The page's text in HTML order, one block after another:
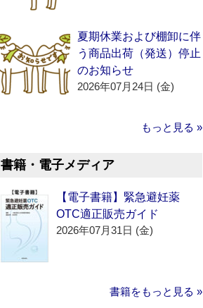
夏期休業および棚卸に伴
う商品出荷（発送）停止
のお知らせ
2026年07月24日 (金)
もっと見る »
書籍・電子メディア
【電子書籍】緊急避妊薬
OTC適正販売ガイド
2026年07月31日 (金)
書籍をもっと見る »